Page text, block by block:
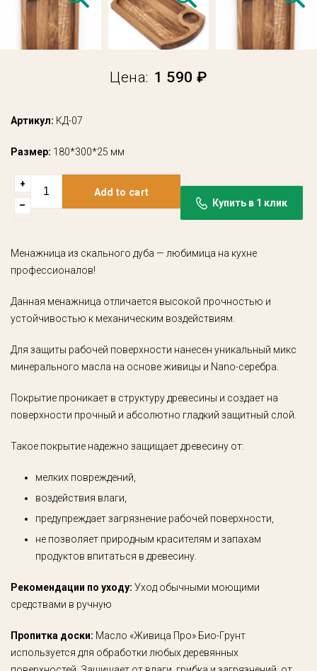
Цена: 1 590 ₽
Артикул: КД-07
Размер: 180*300*25 мм
+
–
Add to cart
Купить в 1 клик
Менажница из скального дуба — любимица на кухне
профессионалов!
Данная менажница отличается высокой прочностью и
устойчивостью к механическим воздействиям.
Для защиты рабочей поверхности нанесен уникальный микс
минерального масла на основе живицы и Nano-серебра.
Покрытие проникает в структуру древесины и создает на
поверхности прочный и абсолютно гладкий защитный слой.
Такое покрытие надежно защищает древесину от:
мелких повреждений,
воздействия влаги,
предупреждает загрязнение рабочей поверхности,
не позволяет природным красителям и запахам
продуктов впитаться в древесину.
Рекомендации по уходу: Уход обычными моющими
средствами в ручную
Пропитка доски: Масло «Живица Про» Био-Грунт
используется для обработки любых деревянных